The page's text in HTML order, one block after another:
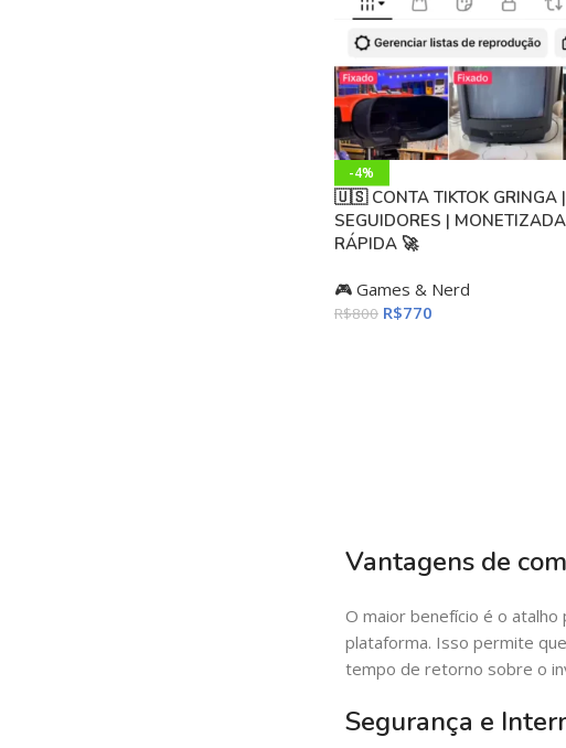
-4%
🇺🇸 CONTA TIKTOK GRINGA
SEGUIDORES |
RÁPIDA 🚀
🎮 Games & Nerd
R$800 R$770
Vantagens de
O maior benefício é o
plataforma. Isso permite
tempo de retorno sobre o
Segurança e